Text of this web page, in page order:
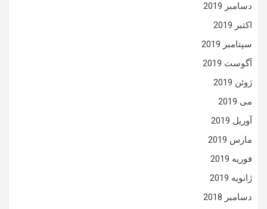
دسامبر 2019
اکتبر 2019
سپتامبر 2019
آگوست 2019
ژوئن 2019
می 2019
آوریل 2019
مارس 2019
فوریه 2019
ژانویه 2019
دسامبر 2018